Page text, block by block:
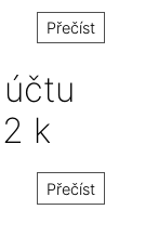
Přečíst
k
Přečíst